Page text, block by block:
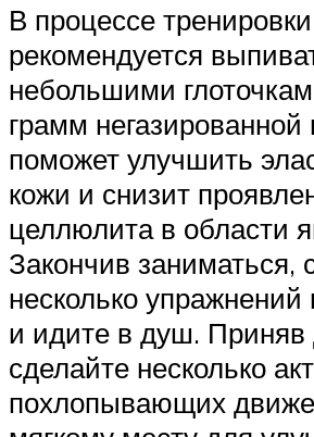
В процессе тренировки
рекомендуется
небольшими
грамм
поможет улучшить
кожи и снизит
целлюлита в области
Закончив заниматься,
несколько упражнений
и идите в душ.
сделайте несколько
похлопывающих